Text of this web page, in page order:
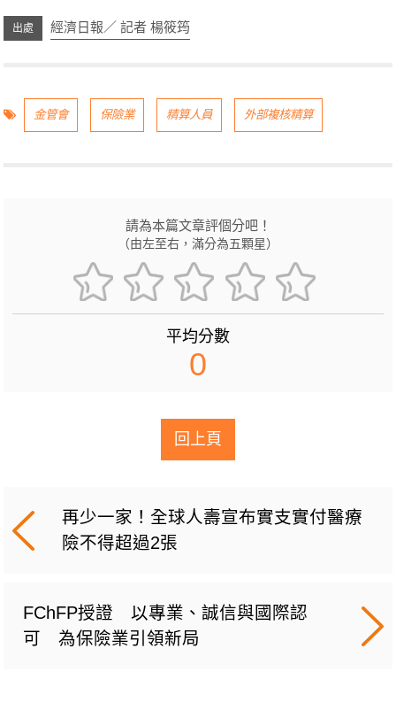
經濟日報／ 記者 楊筱筠
金管會 保險業 精算人員 外部複核精算
請為本篇文章評個分吧！
（由左至右，滿分為五顆星）
平均分數
0
回上頁
再少一家！全球人壽宣布實支實付醫療
險不得超過2張
FChFP授證 以專業、誠信與國際認
可 為保險業引領新局